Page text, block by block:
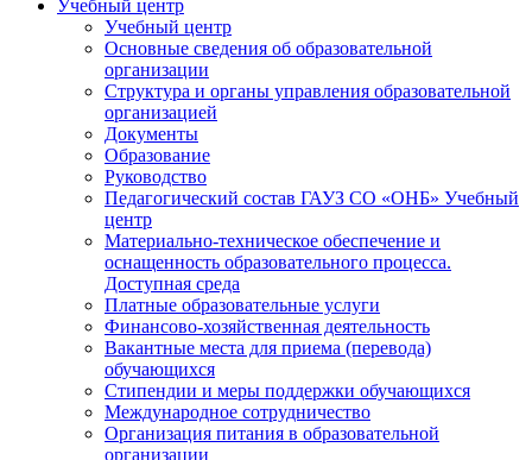
Учебный центр
Учебный центр
Основные сведения об образовательной
организации
Структура и органы управления образовательной
организацией
Документы
Образование
Руководство
Педагогический состав ГАУЗ СО «ОНБ» Учебный
центр
Материально-техническое обеспечение и
оснащенность образовательного процесса.
Доступная среда
Платные образовательные услуги
Финансово-хозяйственная деятельность
Вакантные места для приема (перевода)
обучающихся
Стипендии и меры поддержки обучающихся
Международное сотрудничество
Организация питания в образовательной
организации